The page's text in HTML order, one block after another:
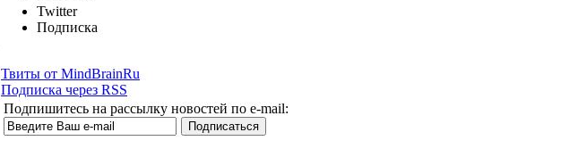
Twitter
Подписка
Твиты от MindBrainRu
Подписка через RSS
Подпишитесь на рассылку новостей по e-mail: